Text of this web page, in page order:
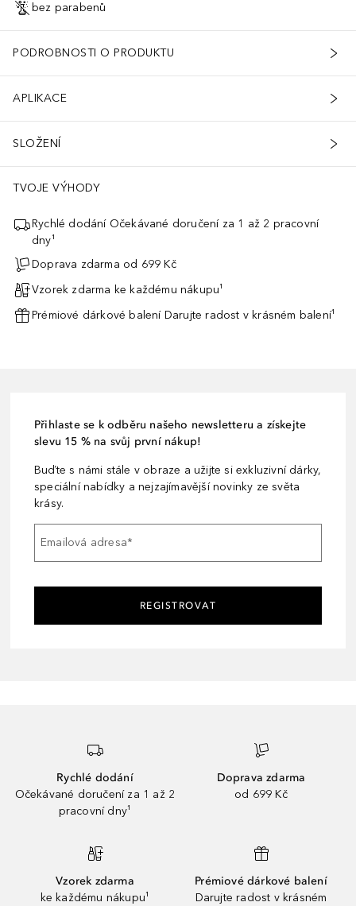
bez parabenů
PODROBNOSTI O PRODUKTU
APLIKACE
SLOŽENÍ
TVOJE VÝHODY
Rychlé dodání Očekávané doručení za 1 až 2 pracovní
dny¹
Doprava zdarma od 699 Kč
Vzorek zdarma ke každému nákupu¹
Prémiové dárkové balení Darujte radost v krásném balení¹
Přihlaste se k odběru našeho newsletteru a získejte
slevu 15 % na svůj první nákup!
Buďte s námi stále v obraze a užijte si exkluzivní dárky,
speciální nabídky a nejzajímavější novinky ze světa
krásy.
Emailová adresa*
REGISTROVAT
Rychlé dodání
Očekávané doručení za 1 až 2
pracovní dny¹
Doprava zdarma
od 699 Kč
Vzorek zdarma
ke každému nákupu¹
Prémiové dárkové balení
Darujte radost v krásném